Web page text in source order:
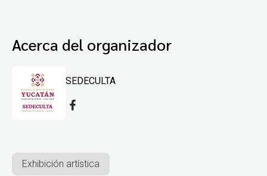
Acerca del organizador
SEDECULTA
Exhibición artística